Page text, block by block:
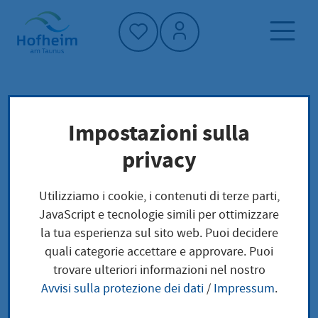
Home"
Pagina iniziale
Trova servizi
Preoccupazioni locali
Ausnahmegenehmigung für Fahrzeuge und
beantragen
Ausnahmegenehmigu
ng für Fahrzeuge und
Impostazioni sulla
privacy
Utilizziamo i cookie, i contenuti di terze parti,
JavaScript e tecnologie simili per ottimizzare
la tua esperienza sul sito web. Puoi decidere
quali categorie accettare e approvare. Puoi
trovare ulteriori informazioni nel nostro
Avvisi sulla protezione dei dati/ Impressum.